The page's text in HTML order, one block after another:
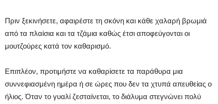
Πριν ξεκινήσετε, αφαιρέστε τη σκόνη και κάθε χαλαρή βρωμιά
από τα πλαίσια και τα τζάμια καθώς έτσι αποφεύγονται οι
μουτζούρες κατά τον καθαρισμό.
Επιπλέον, προτιμήστε να καθαρίσετε τα παράθυρα μια
συννεφιασμένη ημέρα ή σε ώρες που δεν τα χτυπά απευθείας ο
ήλιος. Όταν το γυαλί ζεσταίνεται, το διάλυμα στεγνώνει πολύ